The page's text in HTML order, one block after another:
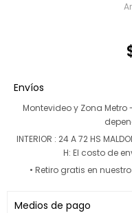
Envíos
Montevideo y Zona Metro
INTERIOR : 24 A 72 HS
H: El costo de
• Retiro gratis en
Medios de pago
Bicicletas tradicionales